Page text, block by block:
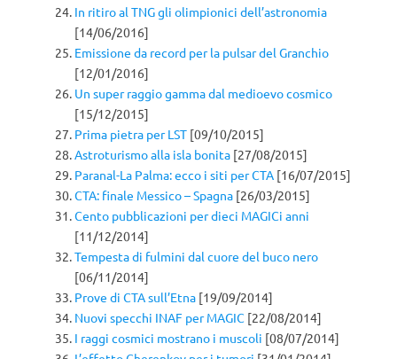
In ritiro al TNG gli olimpionici dell’astronomia
[14/06/2016]
Emissione da record per la pulsar del Granchio
[12/01/2016]
Un super raggio gamma dal medioevo cosmico
[15/12/2015]
Prima pietra per LST [09/10/2015]
Astroturismo alla isla bonita [27/08/2015]
Paranal-La Palma: ecco i siti per CTA [16/07/2015]
CTA: finale Messico – Spagna [26/03/2015]
Cento pubblicazioni per dieci MAGICi anni
[11/12/2014]
Tempesta di fulmini dal cuore del buco nero
[06/11/2014]
Prove di CTA sull’Etna [19/09/2014]
Nuovi specchi INAF per MAGIC [22/08/2014]
I raggi cosmici mostrano i muscoli [08/07/2014]